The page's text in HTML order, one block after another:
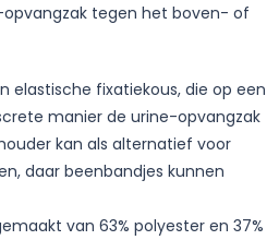
tegen het boven- of
elastische fixatiekous, die op een
manier de urine-opvangzak
kan als alternatief voor
daar beenbandjes kunnen
van 63% polyester en 37%